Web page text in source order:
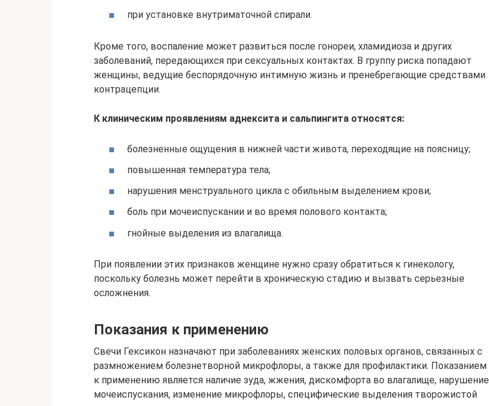
при установке внутриматочной спирали.
Кроме того, воспаление может развиться после гонореи, хламидиоза и других
заболеваний, передающихся при сексуальных контактах. В группу риска попадают
женщины, ведущие беспорядочную интимную жизнь и пренебрегающие средствами
контрацепции.
К клиническим проявлениям аднексита и сальпингита относятся:
болезненные ощущения в нижней части живота, переходящие на поясницу;
повышенная температура тела;
нарушения менструального цикла с обильным выделением крови;
боль при мочеиспускании и во время полового контакта;
гнойные выделения из влагалища.
При появлении этих признаков женщине нужно сразу обратиться к гинекологу,
поскольку болезнь может перейти в хроническую стадию и вызвать серьезные
осложнения.
Показания к применению
Свечи Гексикон назначают при заболеваниях женских половых органов, связанных с
размножением болезнетворной микрофлоры, а также для профилактики. Показанием
к применению является наличие зуда, жжения, дискомфорта во влагалище, нарушение
мочеиспускания, изменение микрофлоры, специфические выделения творожистой